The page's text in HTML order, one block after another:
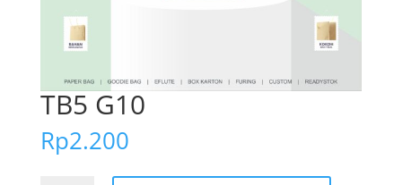
TB5 G10
Rp2.200